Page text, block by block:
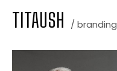
TITAUSH / branding